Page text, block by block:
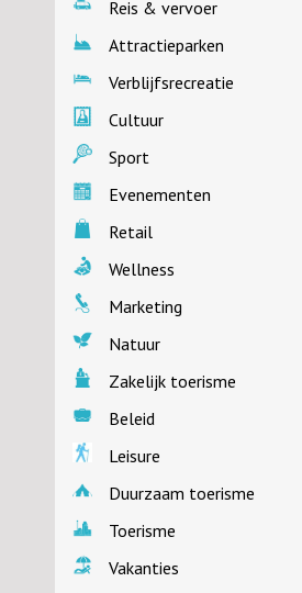
Reis & vervoer
Attractieparken
Verblijfsrecreatie
Cultuur
Sport
Evenementen
Retail
Wellness
Marketing
Natuur
Zakelijk toerisme
Beleid
Leisure
Duurzaam toerisme
Toerisme
Vakanties